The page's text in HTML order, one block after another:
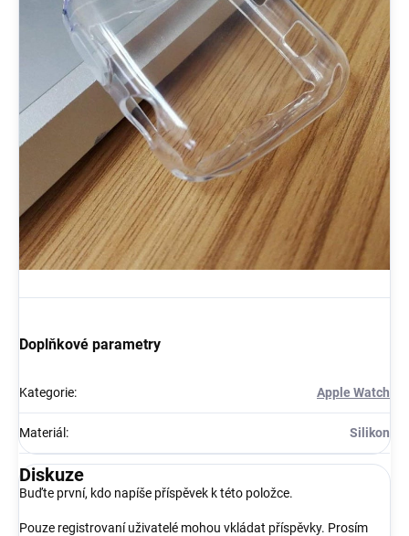
Doplňkové parametry
Kategorie: Apple Watch
Materiál: Silikon
Diskuze
Buďte první, kdo napíše příspěvek k této položce.
Pouze registrovaní uživatelé mohou vkládat příspěvky. Prosím